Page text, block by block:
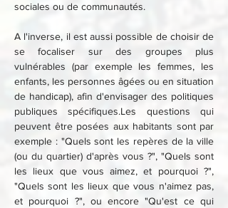
sociales ou de communautés.
A l'inverse, il est aussi possible de choisir de
se focaliser sur des groupes plus
vulnérables (par exemple les femmes, les
enfants, les personnes âgées ou en situation
de handicap), afin d'envisager des politiques
publiques spécifiques.Les questions qui
peuvent être posées aux habitants sont par
exemple : "Quels sont les repères de la ville
(ou du quartier) d'après vous ?", "Quels sont
les lieux que vous aimez, et pourquoi ?",
"Quels sont les lieux que vous n'aimez pas,
et pourquoi ?", ou encore "Qu'est ce qui